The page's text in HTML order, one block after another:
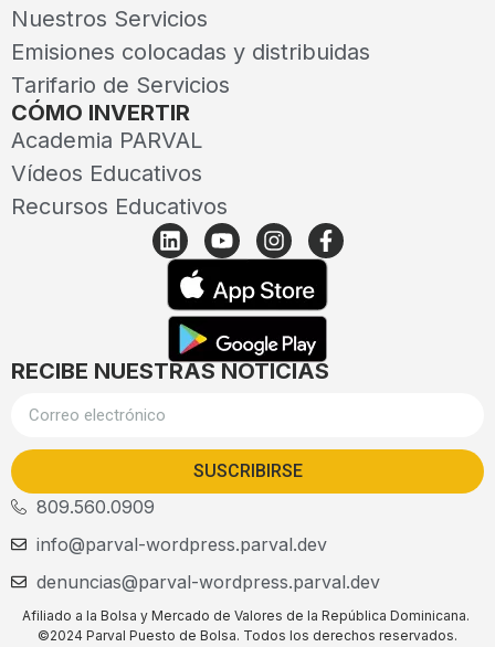
Nuestros Servicios
Emisiones colocadas y distribuidas
Tarifario de Servicios
CÓMO INVERTIR
Academia PARVAL
Vídeos Educativos
Recursos Educativos
RECIBE NUESTRAS NOTICIAS
SUSCRIBIRSE
809.560.0909
info@parval-wordpress.parval.dev
denuncias@parval-wordpress.parval.dev
Afiliado a la Bolsa y Mercado de Valores de la República Dominicana.
©2024 Parval Puesto de Bolsa. Todos los derechos reservados.